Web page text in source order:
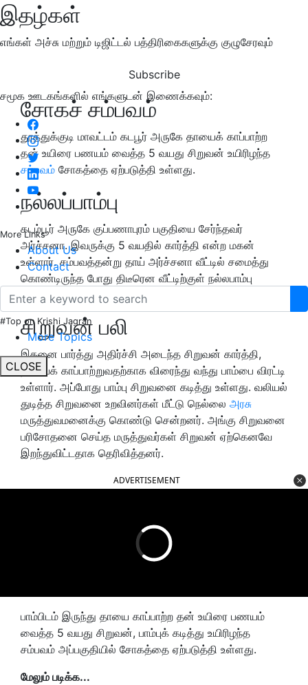
இதழ்கள்
எங்கள் அச்சு மற்றும் டிஜிட்டல் பத்திரிகைகளுக்கு குழுசேரவும்
Subscribe
சமூக ஊடகங்களில் எங்களுடன் இணைக்கவும்:
More Links
About Us
Contact
#Top on Krishi Jagran
More Topics
CLOSE
சோகச் சம்பவம்
தூத்துக்குடி மாவட்டம் கடபூர் அருகே தாயைக் காப்பாற்ற
தன் உயிரை பணயம் வைத்த 5 வயது சிறுவன் உயிரிழந்த
சம்பவம் சோகத்தை ஏற்படுத்தி உள்ளது.
நல்லப்பாம்பு
கடம்பூர் அருகே குப்பணாபுரம் பகுதியை சேர்ந்தவர்
அர்ச்சனா. இவருக்கு 5 வயதில் கார்த்தி என்ற மகன்
உள்ளார். சம்பவத்தன்று தாய் அர்ச்சனா வீட்டில் சமைத்து
கொண்டிருந்த போது திடீரென வீட்டிற்குள் நல்லபாம்பு
வந்துள்ளது.
சிறுவன் பலி
இதனை பார்த்து அதிர்ச்சி அடைந்த சிறுவன் கார்த்தி,
தாயைக் காப்பாற்றுவதற்காக விரைந்து வந்து பாம்பை விரட்டி
உள்ளார். அப்போது பாம்பு சிறுவனை கடித்து உள்ளது. வலியல்
துடித்த சிறுவனை உறவினர்கள் மீட்டு நெல்லை அரசு
மருத்துவமனைக்கு கொண்டு சென்றனர். அங்கு சிறுவனை
பரிசோதனை செய்த மருத்துவர்கள் சிறுவன் ஏற்கெனவே
இறந்துவிட்டதாக தெரிவித்தனர்.
ADVERTISEMENT
பாம்பிடம் இருந்து தாயை காப்பாற்ற தன் உயிரை பணயம்
வைத்த 5 வயது சிறுவன், பாம்புக் கடித்து உயிரிழந்த
சம்பவம் அப்பகுதியில் சோகத்தை ஏற்படுத்தி உள்ளது.
மேலும் படிக்க...